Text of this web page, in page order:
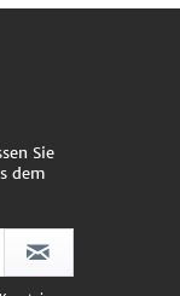
Sie
dem